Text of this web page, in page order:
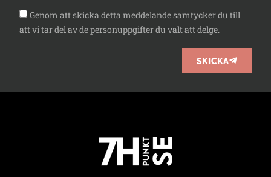
Genom att skicka detta meddelande samtycker du till
att vi tar del av de personuppgifter du valt att delge.
SKICKA